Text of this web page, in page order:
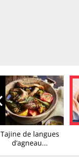
Tajine de langues
d’agneau...